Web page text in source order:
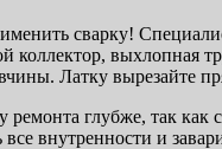
сварку!
выхлопная
Латку вырезайте
глубже, так как
внутренности и